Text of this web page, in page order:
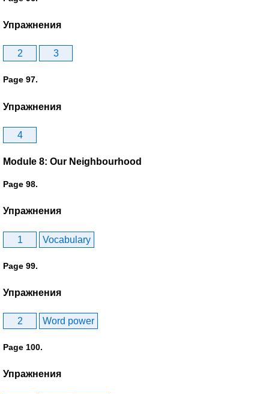
Упражнения
2 3
Page 97.
Упражнения
4
Module 8: Our Neighbourhood
Page 98.
Упражнения
1 Vocabulary
Page 99.
Упражнения
2 Word power
Page 100.
Упражнения